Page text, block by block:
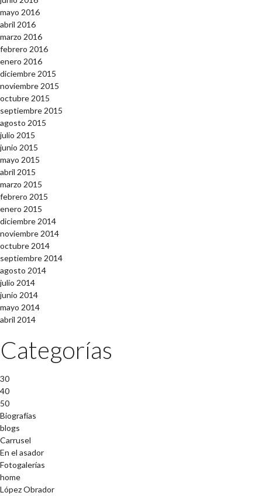
mayo 2016
abril 2016
marzo 2016
febrero 2016
enero 2016
diciembre 2015
noviembre 2015
octubre 2015
septiembre 2015
agosto 2015
julio 2015
junio 2015
mayo 2015
abril 2015
marzo 2015
febrero 2015
enero 2015
diciembre 2014
noviembre 2014
octubre 2014
septiembre 2014
agosto 2014
julio 2014
junio 2014
mayo 2014
abril 2014
Categorías
30
40
50
Biografías
blogs
Carrusel
En el asador
Fotogalerías
home
López Obrador